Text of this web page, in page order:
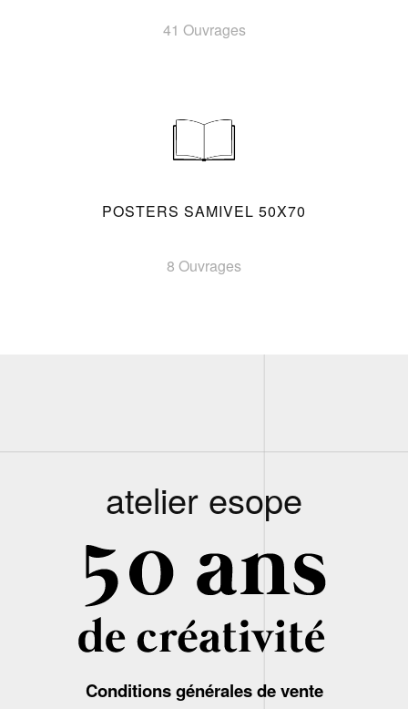
41 Ouvrages
POSTERS SAMIVEL 50X70
8 Ouvrages
atelier esope
Conditions générales de vente